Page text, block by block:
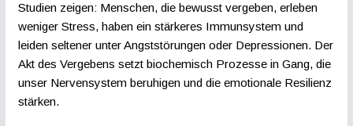
Studien zeigen: Menschen, die bewusst vergeben, erleben
weniger Stress, haben ein stärkeres Immunsystem und
leiden seltener unter Angststörungen oder Depressionen. Der
Akt des Vergebens setzt biochemisch Prozesse in Gang, die
unser Nervensystem beruhigen und die emotionale Resilienz
stärken.